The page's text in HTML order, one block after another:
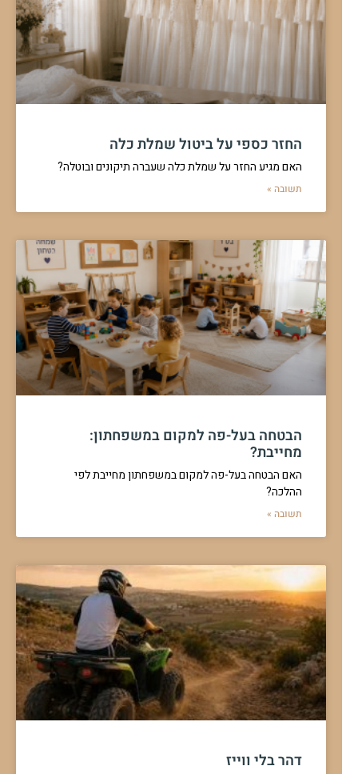
החזר כספי על ביטול שמלת כלה
האם מגיע החזר על שמלת כלה שעברה תיקונים ובוטלה?
תשובה »
הבטחה בעל-פה למקום במשפחתון:
מחייבת?
האם הבטחה בעל-פה למקום במשפחתון מחייבת לפי
ההלכה?
תשובה »
דהר בלי ווייז